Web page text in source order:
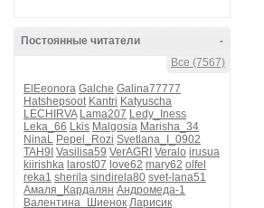
-
Постоянные читатели
Все (7567)
ElEeonora Galche Galina77777
Hatshepsoot Kantri Katyuscha
LECHIRVA Lama207 Ledy_Iness
Leka_66 Lkis Malgosia Marisha_34
NinaL Pepel_Rozi Svetlana_I_0902
TAH9I Vasilisa59 VerAGRI Veralo irusua
kiirishka larost07 love62 mary62 olfel
reka1 sherila sindirela80 svet-lana51
Амаля_Кардалян Андромеда-1
Валентина_Шиенок Ларисик